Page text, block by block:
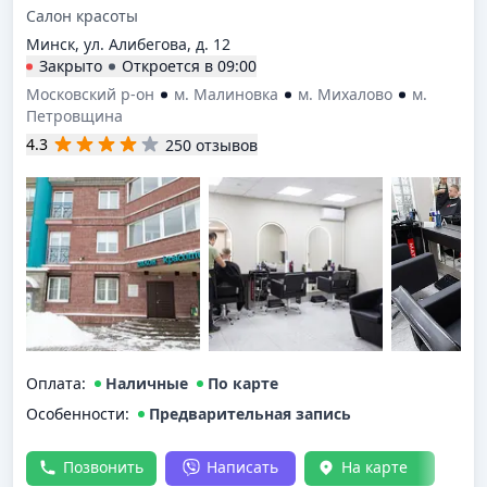
Салон красоты
Минск, ул. Алибегова, д. 12
Закрыто
Откроется в 09:00
Московский р-он
м. Малиновка м. Михалово
м.
Петровщина
4.3
250 отзывов
Оплата: Наличные
По карте
Особенности:
Предварительная запись
Позвонить Написать На карте